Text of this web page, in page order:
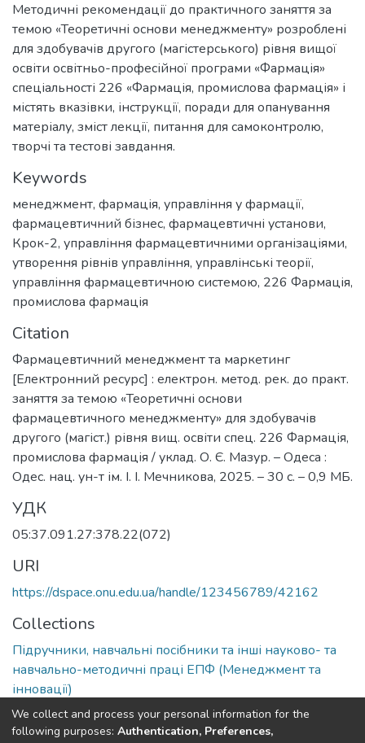
Методичні рекомендації до практичного заняття за
темою «Теоретичні основи менеджменту» розроблені
для здобувачів другого (магістерського) рівня вищої
освіти освітньо-професійної програми «Фармація»
спеціальності 226 «Фармація, промислова фармація» і
містять вказівки, інструкції, поради для опанування
матеріалу, зміст лекції, питання для самоконтролю,
творчі та тестові завдання.
Keywords
менеджмент, фармація, управління у фармації,
фармацевтичний бізнес, фармацевтичні установи,
Крок-2, управління фармацевтичними організаціями,
утворення рівнів управління, управлінські теорії,
управління фармацевтичною системою, 226 Фармація,
промислова фармація
Citation
Фармацевтичний менеджмент та маркетинг
[Електронний ресурс] : електрон. метод. рек. до практ.
заняття за темою «Теоретичні основи
фармацевтичного менеджменту» для здобувачів
другого (магіст.) рівня вищ. освіти спец. 226 Фармація,
промислова фармація / уклад. О. Є. Мазур. – Одеса :
Одес. нац. ун-т ім. І. І. Мечникова, 2025. – 30 с. – 0,9 МБ.
УДК
05:37.091.27:378.22(072)
URI
https://dspace.onu.edu.ua/handle/123456789/42162
Collections
Підручники, навчальні посібники та інші науково- та
навчально-методичні праці ЕПФ (Менеджмент та
інновації)
Full item page
We collect and process your personal information for the
following purposes: Authentication, Preferences,